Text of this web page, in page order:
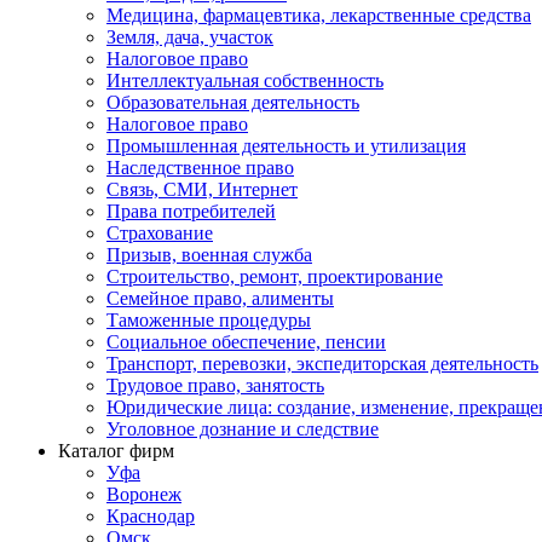
Медицина, фармацевтика, лекарственные средства
Земля, дача, участок
Налоговое право
Интеллектуальная собственность
Образовательная деятельность
Налоговое право
Промышленная деятельность и утилизация
Наследственное право
Связь, СМИ, Интернет
Права потребителей
Страхование
Призыв, военная служба
Строительство, ремонт, проектирование
Семейное право, алименты
Таможенные процедуры
Социальное обеспечение, пенсии
Транспорт, перевозки, экспедиторская деятельность
Трудовое право, занятость
Юридические лица: создание, изменение,
Уголовное дознание и следствие
Каталог фирм
Уфа
Воронеж
Краснодар
Омск